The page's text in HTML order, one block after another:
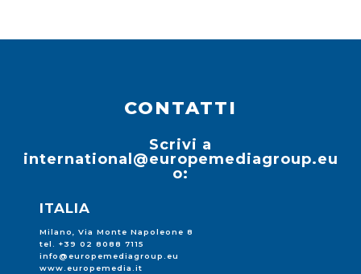
CONTATTI
Scrivi a
international@europemediagroup.eu
o:
ITALIA
Milano, Via Monte Napoleone 8
tel. +39 02 8088 7115
info@europemediagroup.eu
www.europemedia.it